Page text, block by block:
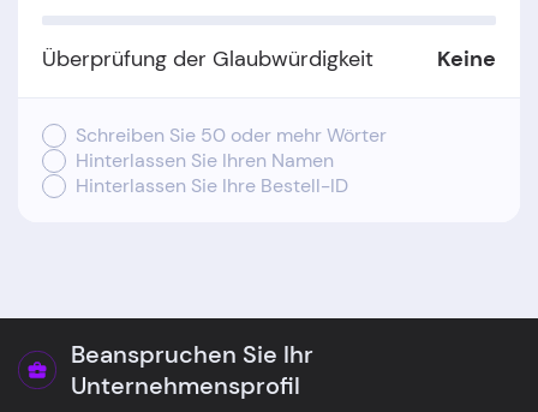
Überprüfung der Glaubwürdigkeit Keine
Schreiben Sie 50 oder mehr Wörter
Hinterlassen Sie Ihren Namen
Hinterlassen Sie Ihre Bestell-ID
Beanspruchen Sie Ihr
Unternehmensprofil